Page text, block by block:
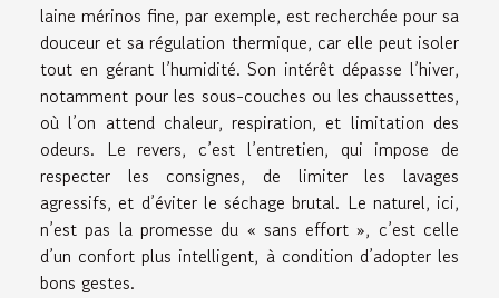
laine mérinos fine, par exemple, est recherchée pour sa
douceur et sa régulation thermique, car elle peut isoler
tout en gérant l’humidité. Son intérêt dépasse l’hiver,
notamment pour les sous-couches ou les chaussettes,
où l’on attend chaleur, respiration, et limitation des
odeurs. Le revers, c’est l’entretien, qui impose de
respecter les consignes, de limiter les lavages
agressifs, et d’éviter le séchage brutal. Le naturel, ici,
n’est pas la promesse du « sans effort », c’est celle
d’un confort plus intelligent, à condition d’adopter les
bons gestes.